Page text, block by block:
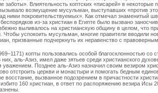
заботы». Влиятельность коптских «писарей» в некоторые
возмущение мусульман, выступавших «против
ними покровительствуемых». Как отмечал знаменитый
из-за христиан в Египте было вызвано
выливалось на христианскую общину в целом, что
Чтобы успокоить мусульман, многие правители вводили
призванные подчеркнуть их неравенство с
копты пользовались особой благосклонностью со
аль-Азиз, имел даже зятьев среди христианского
Позднее аль-Азиз назначил своим везиром
отстроить церкви и монастыри и помогать бедным
восстание, вызванное подозрением в причастности
160 христиан, в ответ по распоряжению везира Исы